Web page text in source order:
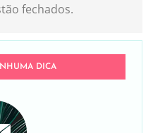
fechados.
DICA